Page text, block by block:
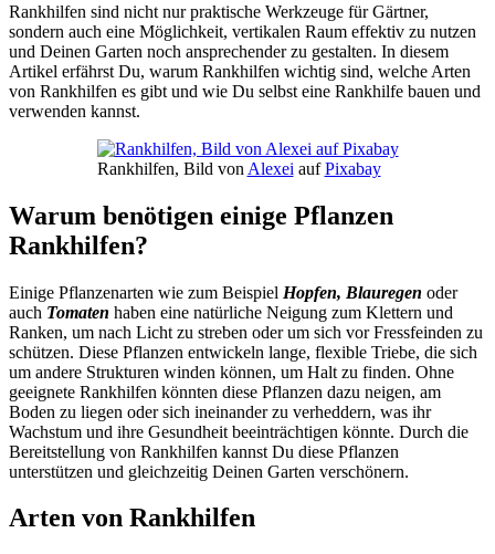
Rankhilfen sind nicht nur praktische Werkzeuge für Gärtner,
sondern auch eine Möglichkeit, vertikalen Raum effektiv zu nutzen
und Deinen Garten noch ansprechender zu gestalten. In diesem
Artikel erfährst Du, warum Rankhilfen wichtig sind, welche Arten
von Rankhilfen es gibt und wie Du selbst eine Rankhilfe bauen und
verwenden kannst.
Rankhilfen, Bild von Alexei aufPixabay
Warum benötigen einige Pflanzen
Rankhilfen?
Einige Pflanzenarten wie zum Beispiel Hopfen, Blauregen oder
auch Tomaten haben eine natürliche Neigung zum Klettern und
Ranken, um nach Licht zu streben oder um sich vor Fressfeinden zu
schützen. Diese Pflanzen entwickeln lange, flexible Triebe, die sich
um andere Strukturen winden können, um Halt zu finden. Ohne
geeignete Rankhilfen könnten diese Pflanzen dazu neigen, am
Boden zu liegen oder sich ineinander zu verheddern, was ihr
Wachstum und ihre Gesundheit beeinträchtigen könnte. Durch die
Bereitstellung von Rankhilfen kannst Du diese Pflanzen
unterstützen und gleichzeitig Deinen Garten verschönern.
Arten von Rankhilfen